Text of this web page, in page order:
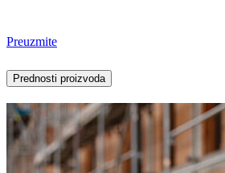
Preuzmite
Prednosti proizvoda